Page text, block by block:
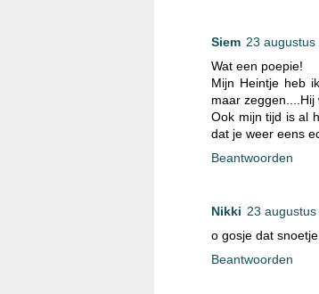
Siem 23
Wat een poepie!
Mijn Heintje heb
maar zeggen....Hij
Ook mijn tijd is al
dat je weer eens
Beantwoorden
Nikki 23
o gosje dat
Beantwoorden